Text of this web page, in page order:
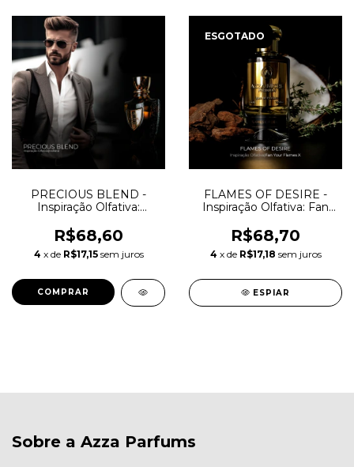
PRECIOUS BLEND -
Inspiração Olfativa:
R$68,60
4 x de R$17,15 sem juros
COMPRAR
ESGOTADO
FLAMES OF DESIRE -
Inspiração Olfativa: Fan
R$68,70
4 x de R$17,18 sem juros
ESPIAR
Sobre a Azza Parfums